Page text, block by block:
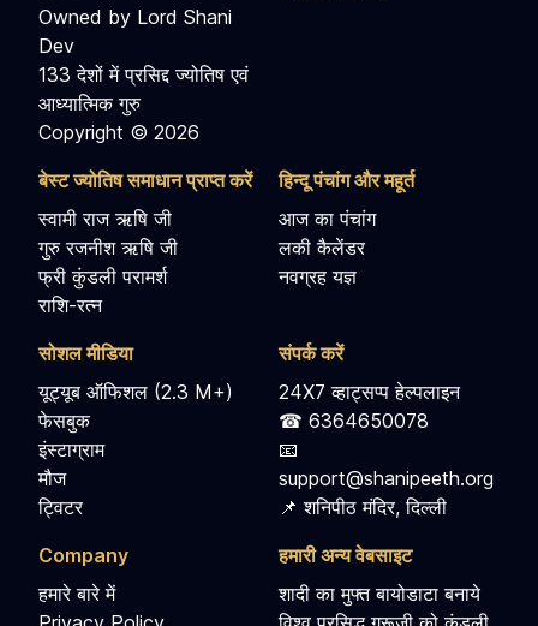
Owned by Lord Shani
Dev
133 देशों में प्रसिद्द ज्योतिष एवं
आध्यात्मिक गुरु
Copyright © 2026
बेस्ट ज्योतिष समाधान प्राप्त करें
स्वामी राज ऋषि जी
गुरु रजनीश ऋषि जी
फ्री कुंडली परामर्श
राशि-रत्न
हिन्दू पंचांग और महूर्त
आज का पंचांग
लकी कैलेंडर
नवग्रह यज्ञ
सोशल मीडिया
यूट्यूब ऑफिशल (2.3 M+)
फेसबुक
इंस्टाग्राम
मौज
ट्विटर
संपर्क करें
24X7 व्हाट्सप्प हेल्पलाइन
☎ 6364650078
📧
support@shanipeeth.org
📌 शनिपीठ मंदिर, दिल्ली
Company
हमारे बारे में
हमारी अन्य वेबसाइट
शादी का मुफ्त बायोडाटा बनाये